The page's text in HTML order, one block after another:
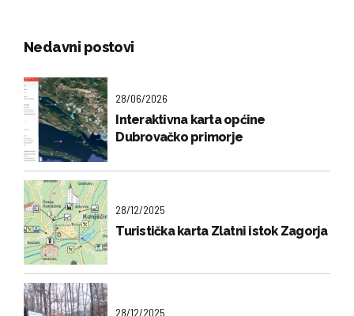
Nedavni postovi
28/06/2026
Interaktivna karta općine
Dubrovačko primorje
28/12/2025
Turistička karta Zlatni istok Zagorja
28/12/2025